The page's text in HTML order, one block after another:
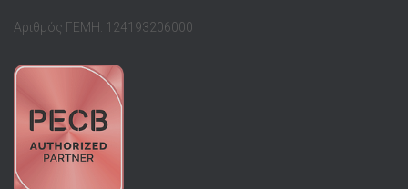
Αριθμός ΓΕΜΗ: 124193206000